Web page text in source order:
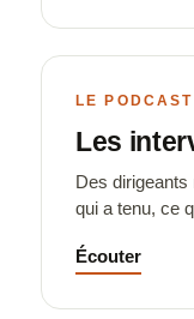
LE PODCAST
Les
Des
qui a tenu, ce
Écouter